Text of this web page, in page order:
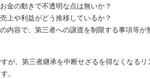
金の動きで不透明な点は無いか？
上や利益がどう推移しているか？
内容で、第三者への譲渡を制限する事項等が
が、第三者継承を中断せざるを得なくなる
。